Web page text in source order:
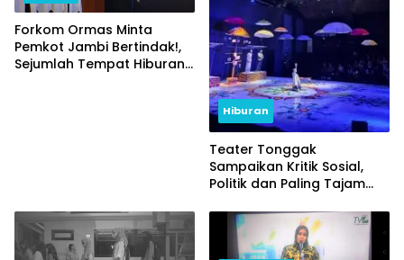
Forkom Ormas Minta
Pemkot Jambi Bertindak!,
Sejumlah Tempat Hiburan
Hiburan
Teater Tonggak
Sampaikan Kritik Sosial,
Politik dan Paling Tajam